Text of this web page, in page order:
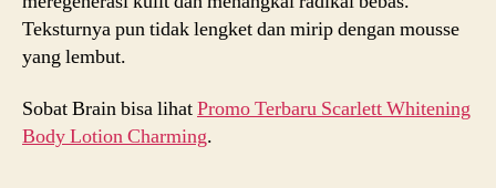
Teksturnya pun tidak lengket dan mirip dengan mousse
yang lembut.
Sobat Brain bisa lihatPromo Terbaru Scarlett Whitening
Body Lotion Charming.